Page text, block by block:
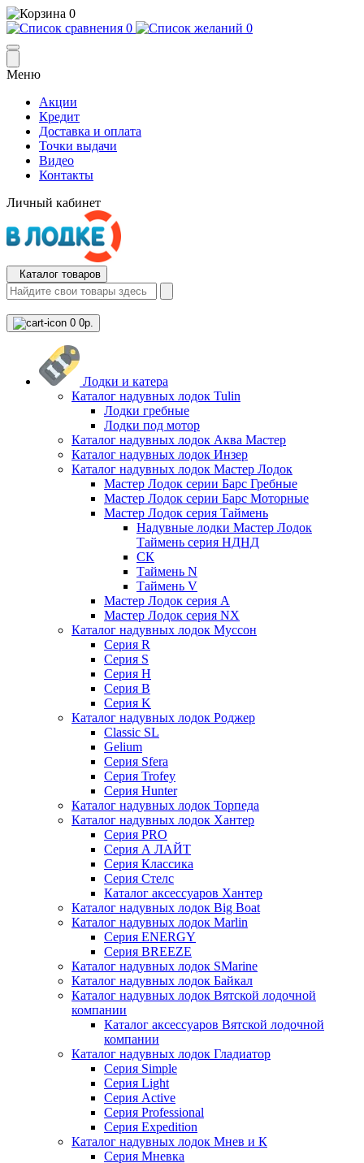
0
0
0
Меню
Акции
Кредит
Доставка и оплата
Точки выдачи
Видео
Контакты
Личный кабинет
Каталог товаров
0 0р.
Лодки и катера
Каталог надувных лодок Tulin
Лодки гребные
Лодки под мотор
Каталог надувных лодок Аква Мастер
Каталог надувных лодок Инзер
Каталог надувных лодок Мастер Лодок
Мастер Лодок серии Барс Гребные
Мастер Лодок серии Барс Моторные
Мастер Лодок серия Таймень
Надувные лодки Мастер Лодок
Таймень серия НДНД
СК
Таймень N
Таймень V
Мастер Лодок серия А
Мастер Лодок серия NX
Каталог надувных лодок Муссон
Серия R
Серия S
Серия H
Серия B
Серия K
Каталог надувных лодок Роджер
Classic SL
Gelium
Серия Sfera
Серия Trofey
Серия Hunter
Каталог надувных лодок Торпеда
Каталог надувных лодок Хантер
Серия PRO
Серия А ЛАЙТ
Серия Классика
Серия Стелс
Каталог аксессуаров Хантер
Каталог надувных лодок Big Boat
Каталог надувных лодок Marlin
Серия ENERGY
Серия BREEZE
Каталог надувных лодок SMarine
Каталог надувных лодок Байкал
Каталог надувных лодок Вятской лодочной
компании
Каталог аксессуаров Вятской лодочной
компании
Каталог надувных лодок Гладиатор
Серия Simple
Серия Light
Серия Active
Серия Professional
Серия Expedition
Каталог надувных лодок Мнев и К
Серия Мневка